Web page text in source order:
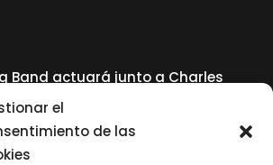
el
de las
Band actuará junto a Charles
Jazzaldia